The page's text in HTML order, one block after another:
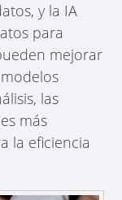
y la IA
para
mejorar
las
más
la eficiencia